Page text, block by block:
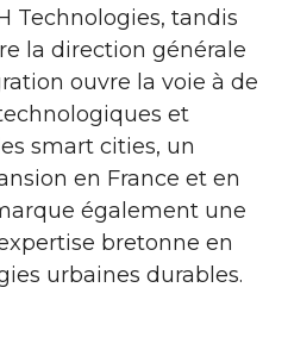
Technologies, tandis
la direction générale
ouvre la voie à de
et
smart cities, un
en France et en
également une
bretonne en
urbaines durables.